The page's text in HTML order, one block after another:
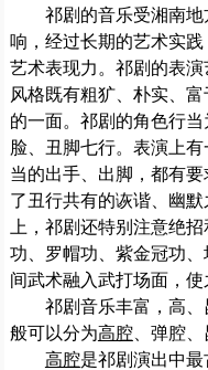
祁剧的音乐受湘南
响，经过长期的艺术实
艺术表现力。祁剧的表
风格既有粗犷、朴实、
的一面。祁剧的角色行
脸、丑脚七行。表演上
当的出手、出脚，都有
了丑行共有的诙谐、幽
上，祁剧还特别注意绝
功、罗帽功、紫金冠功
间武术融入武打场面，使
祁剧音乐丰富，高
般可以分为高腔、弹腔、
高腔是祁剧演出中